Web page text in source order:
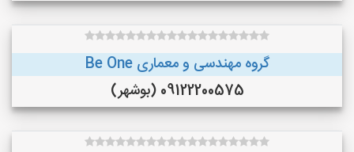
گروه مهندسی و معماری Be One
09122200575 (بوشهر)